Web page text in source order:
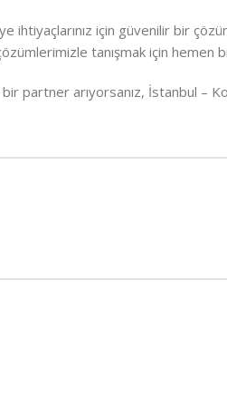
ihtiyaçlarınız için güvenilir bir
tanışmak için hemen
partner arıyorsanız, İstanbul –